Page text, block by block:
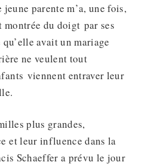
parente m’a, une fois,
du doigt par ses
avait un mariage
ne veulent tout
viennent entraver leur
plus grandes,
et leur influence dans la
Schaeffer a prévu le jour